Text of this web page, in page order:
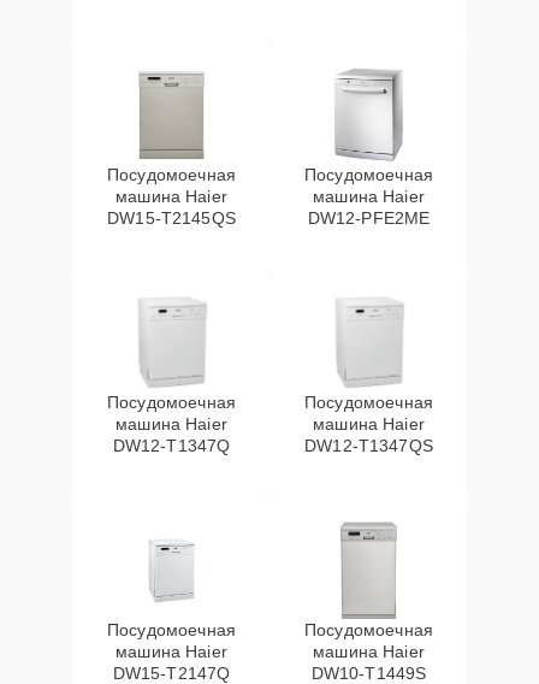
Посудомоечная
машина Haier
DW15-T2145QS
Посудомоечная
машина Haier
DW12-PFE2ME
Посудомоечная
машина Haier
DW12-T1347Q
Посудомоечная
машина Haier
DW12-T1347QS
Посудомоечная
машина Haier
DW15-T2147Q
Посудомоечная
машина Haier
DW10-T1449S